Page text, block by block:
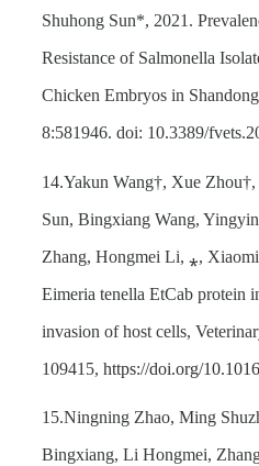
Shuhong Sun*, 2021.
Resistance of Salmonella
Chicken Embryos in
8:581946. doi: 10.3389/
14.Yakun Wang†, Xue
Sun, Bingxiang Wang,
Zhang, Hongmei Li, ⁎,
Eimeria tenella EtCab protein
invasion of host cells,
109415, https://doi.org/
15.Ningning Zhao, Ming
Bingxiang, Li Hongmei,